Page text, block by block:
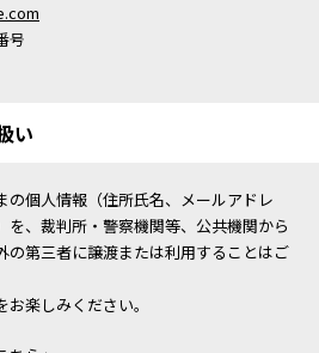
号
い
の個人情報（住所氏名、メールアドレ
を、裁判所・警察機関等、公共機関から
の第三者に譲渡または利用することはご
楽しみください。